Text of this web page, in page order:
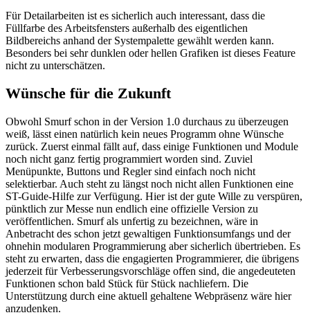
Für Detailarbeiten ist es sicherlich auch interessant, dass die
Füllfarbe des Arbeitsfensters außerhalb des eigentlichen
Bildbereichs anhand der Systempalette gewählt werden kann.
Besonders bei sehr dunklen oder hellen Grafiken ist dieses Feature
nicht zu unterschätzen.
Wünsche für die Zukunft
Obwohl Smurf schon in der Version 1.0 durchaus zu überzeugen
weiß, lässt einen natürlich kein neues Programm ohne Wünsche
zurück. Zuerst einmal fällt auf, dass einige Funktionen und Module
noch nicht ganz fertig programmiert worden sind. Zuviel
Menüpunkte, Buttons und Regler sind einfach noch nicht
selektierbar. Auch steht zu längst noch nicht allen Funktionen eine
ST-Guide-Hilfe zur Verfügung. Hier ist der gute Wille zu verspüren,
pünktlich zur Messe nun endlich eine offizielle Version zu
veröffentlichen. Smurf als unfertig zu bezeichnen, wäre in
Anbetracht des schon jetzt gewaltigen Funktionsumfangs und der
ohnehin modularen Programmierung aber sicherlich übertrieben. Es
steht zu erwarten, dass die engagierten Programmierer, die übrigens
jederzeit für Verbesserungsvorschläge offen sind, die angedeuteten
Funktionen schon bald Stück für Stück nachliefern. Die
Unterstützung durch eine aktuell gehaltene Webpräsenz wäre hier
anzudenken.